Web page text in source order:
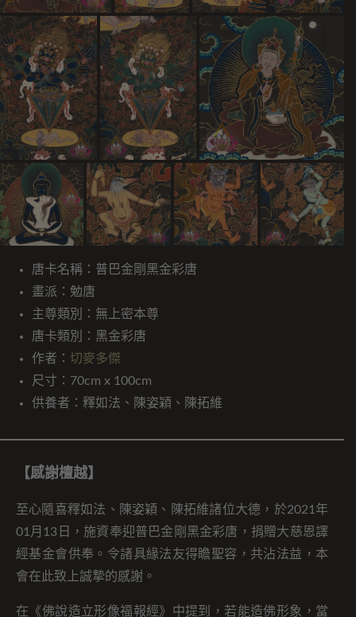
唐卡名稱：普巴金剛黑金彩唐
畫派：勉唐
主尊類別：無上密本尊
唐卡類別：黑金彩唐
作者： 切麥多傑
尺寸：70cm x 100cm
供養者：釋如法、陳姿穎、陳拓維
【感謝檀越】
至心隨喜釋如法、陳姿穎、陳拓維諸位大德，於2021年
01月13日，施資奉迎普巴金剛黑金彩唐，捐贈大慈恩譯
經基金會供奉。令諸具緣法友得瞻聖容，共沾法益，本
會在此致上誠摯的感謝。
在《佛說造立形像福報經》中提到，若能造佛形象，當